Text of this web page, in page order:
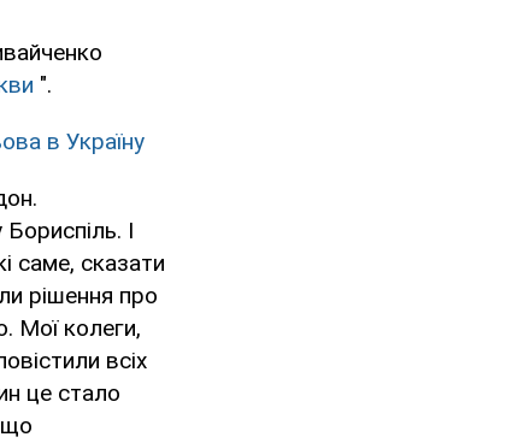
".
в Україну
І
саме, сказати
рішення про
Мої колеги,
всіх
це стало
що